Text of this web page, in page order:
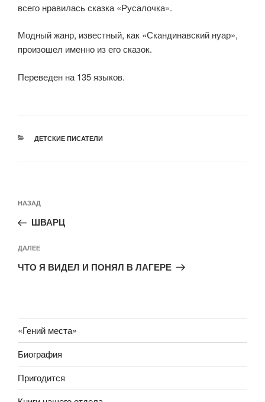
всего нравилась сказка «Русалочка».
Модный жанр, известный, как «Скандинавский нуар»,
произошел именно из его сказок.
Переведен на 135 языков.
РУБРИКИ
ДЕТСКИЕ ПИСАТЕЛИ
по
записям
Предыдущая
запись:
НАЗАД
ШВАРЦ
Следующая
запись
ДАЛЕЕ
ЧТО Я ВИДЕЛ И ПОНЯЛ В ЛАГЕРЕ
«Гений места»
Биография
Пригодится